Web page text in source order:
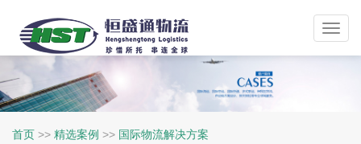
首页 >> 精选案例 >> 国际物流解决方案